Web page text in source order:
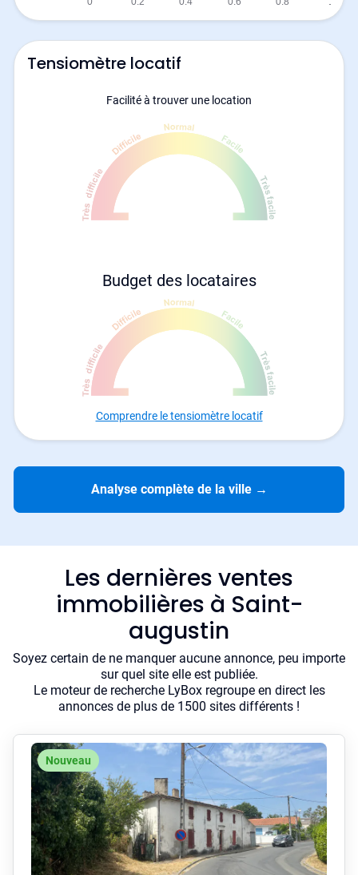
Tensiomètre locatif
Facilité à trouver une location
Budget des locataires
Comprendre le tensiomètre locatif
Analyse complète de la ville →
Les dernières ventes
immobilières à Saint-
augustin
Soyez certain de ne manquer aucune annonce, peu importe
sur quel site elle est publiée.
Le moteur de recherche LyBox regroupe en direct les
annonces de plus de 1500 sites différents !
Nouveau